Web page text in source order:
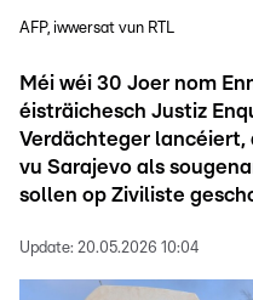
AFP, iwwersat vun RTL
Méi wéi 30 Joer nom
éisträichesch Justiz
Verdächteger lancéiert,
vu Sarajevo als
sollen op Ziviliste
Update: 20.05.2026 10:04